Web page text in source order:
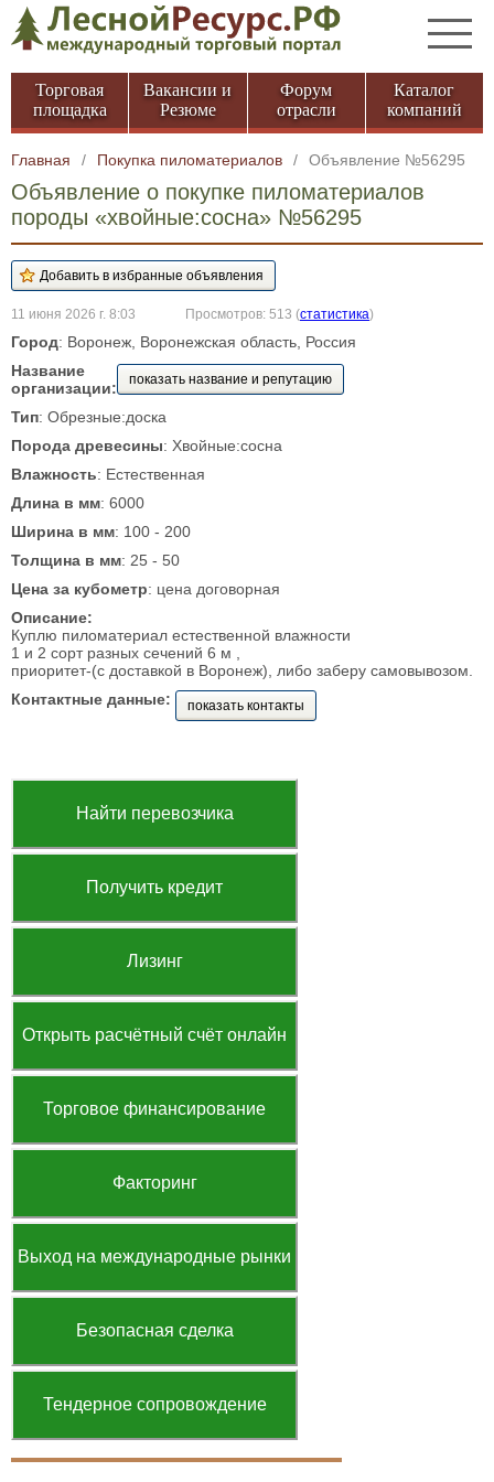
Торговая
площадка
Вакансии и
Резюме
Форум
отрасли
Каталог
компаний
Главная / Покупка пиломатериалов / Объявление №56295
Объявление о покупке пиломатериалов
породы «хвойные:сосна» №56295
11 июня 2026 г. 8:03 Просмотров: 513 (статистика)
Город: Воронеж, Воронежская область, Россия
Название
организации:
показать название и репутацию
Тип: Обрезные:доска
Порода древесины: Хвойные:сосна
Влажность: Естественная
Длина в мм: 6000
Ширина в мм: 100 - 200
Толщина в мм: 25 - 50
Цена за кубометр: цена договорная
Описание:
Куплю пиломатериал естественной влажности
1 и 2 сорт разных сечений 6 м ,
приоритет-(с доставкой в Воронеж), либо заберу самовывозом.
Контактные данные:
показать контакты
Найти перевозчика
Получить кредит
Лизинг
Открыть расчётный счёт онлайн
Торговое финансирование
Факторинг
Выход на международные рынки
Безопасная сделка
Тендерное сопровождение